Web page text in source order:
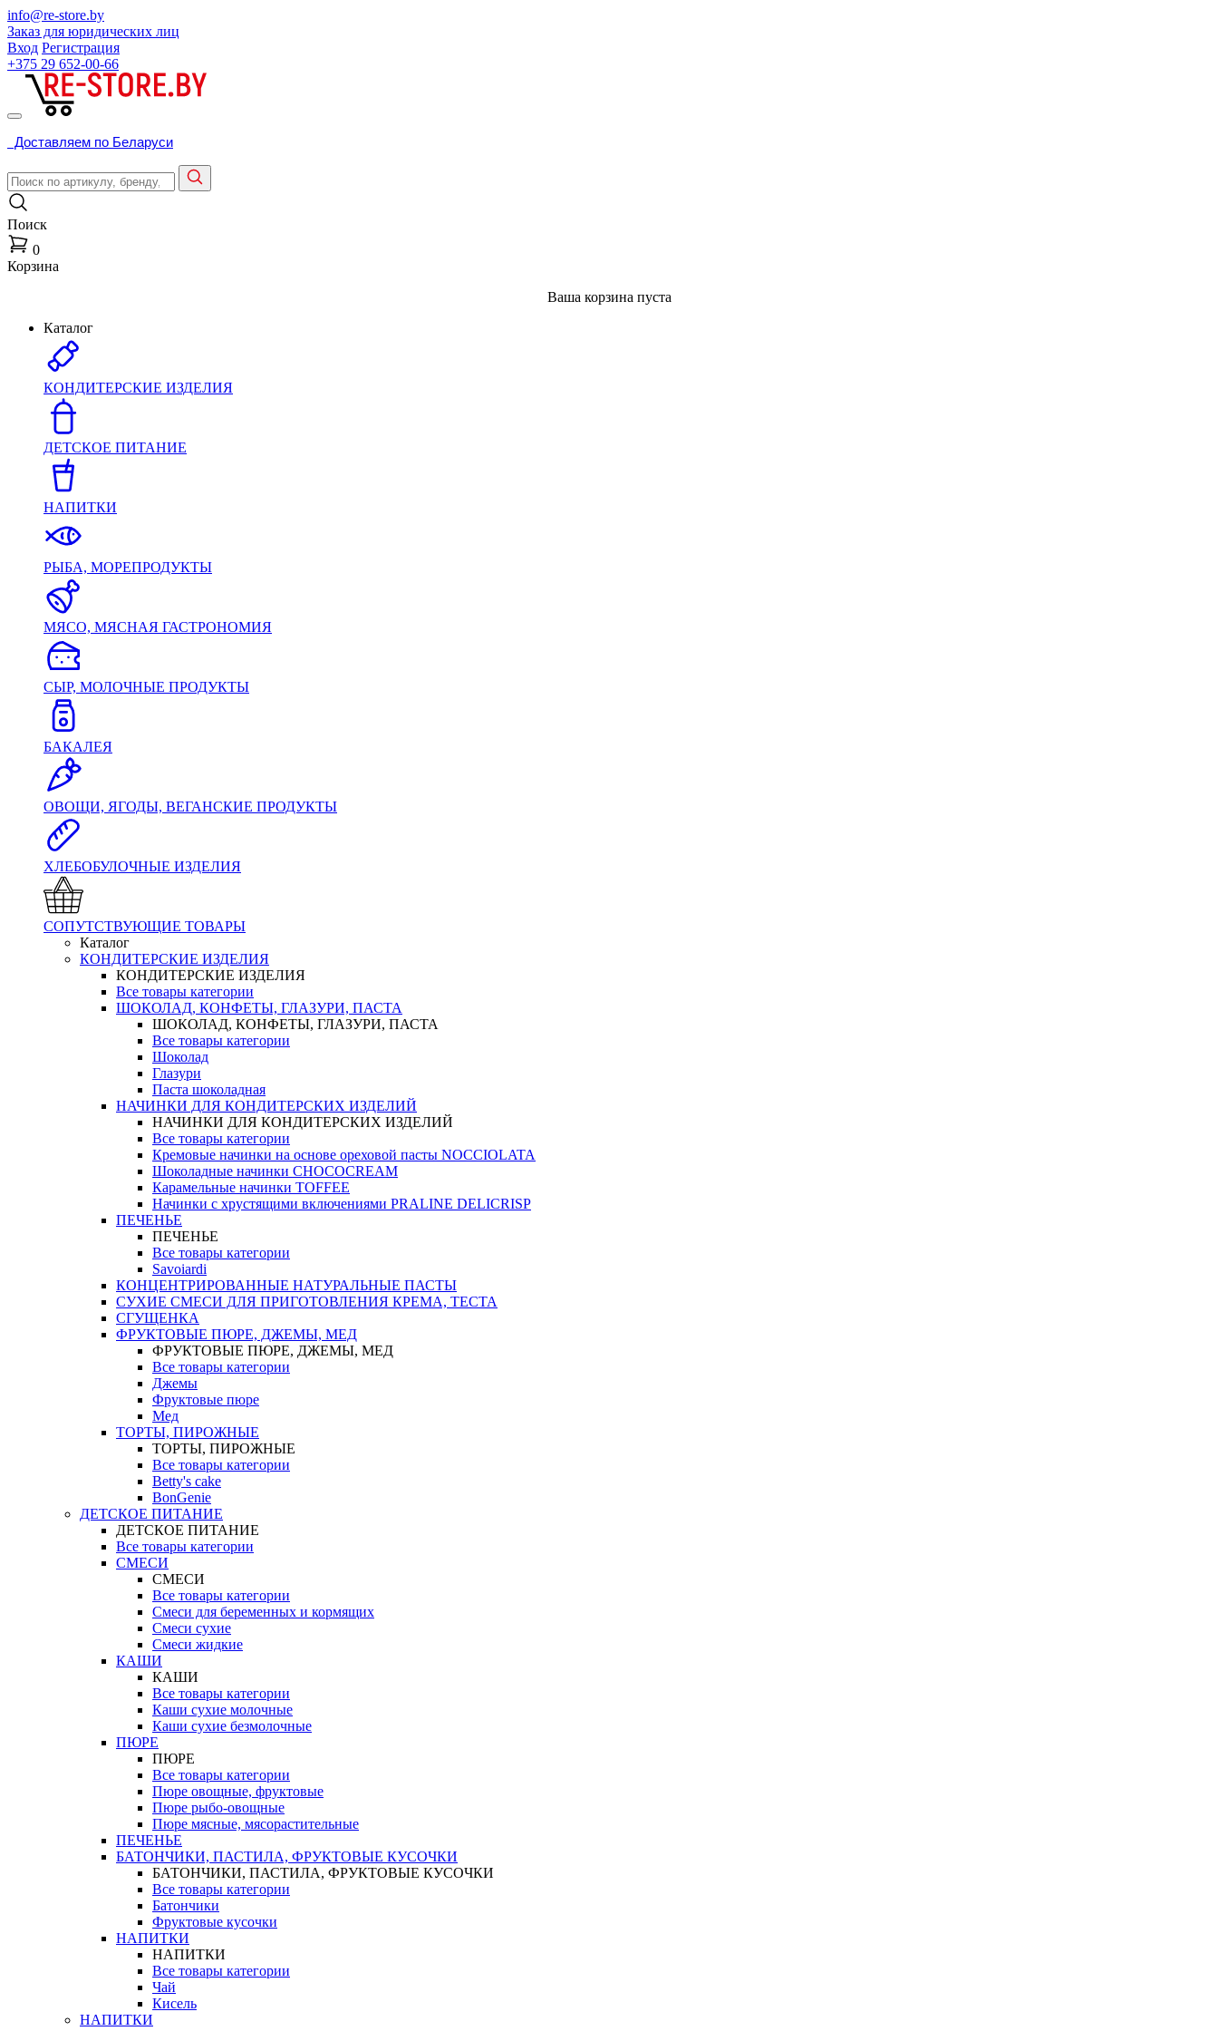
info@re-store.by
Заказ для юридических лиц
Вход Регистрация
+375 29 652-00-66
Доставляем по Беларуси
Поиск
0
Корзина
Ваша корзина пуста
Каталог
КОНДИТЕРСКИЕ ИЗДЕЛИЯ
ДЕТСКОЕ ПИТАНИЕ
НАПИТКИ
РЫБА, МОРЕПРОДУКТЫ
МЯСО, МЯСНАЯ ГАСТРОНОМИЯ
СЫР, МОЛОЧНЫЕ ПРОДУКТЫ
БАКАЛЕЯ
ОВОЩИ, ЯГОДЫ, ВЕГАНСКИЕ ПРОДУКТЫ
ХЛЕБОБУЛОЧНЫЕ ИЗДЕЛИЯ
СОПУТСТВУЮЩИЕ ТОВАРЫ
Каталог
КОНДИТЕРСКИЕ ИЗДЕЛИЯ
КОНДИТЕРСКИЕ ИЗДЕЛИЯ
Все товары категории
ШОКОЛАД, КОНФЕТЫ, ГЛАЗУРИ, ПАСТА
ШОКОЛАД, КОНФЕТЫ, ГЛАЗУРИ, ПАСТА
Все товары категории
Шоколад
Глазури
Паста шоколадная
НАЧИНКИ ДЛЯ КОНДИТЕРСКИХ ИЗДЕЛИЙ
НАЧИНКИ ДЛЯ КОНДИТЕРСКИХ ИЗДЕЛИЙ
Все товары категории
Кремовые начинки на основе ореховой пасты NOCCIOLATA
Шоколадные начинки CHOCOCREAM
Карамельные начинки TOFFEE
Начинки с хрустящими включениями PRALINE DELICRISP
ПЕЧЕНЬЕ
ПЕЧЕНЬЕ
Все товары категории
Savoiardi
КОНЦЕНТРИРОВАННЫЕ НАТУРАЛЬНЫЕ ПАСТЫ
СУХИЕ СМЕСИ ДЛЯ ПРИГОТОВЛЕНИЯ КРЕМА, ТЕСТА
СГУЩЕНКА
ФРУКТОВЫЕ ПЮРЕ, ДЖЕМЫ, МЕД
ФРУКТОВЫЕ ПЮРЕ, ДЖЕМЫ, МЕД
Все товары категории
Джемы
Фруктовые пюре
Мед
ТОРТЫ, ПИРОЖНЫЕ
ТОРТЫ, ПИРОЖНЫЕ
Все товары категории
Betty's cake
BonGenie
ДЕТСКОЕ ПИТАНИЕ
ДЕТСКОЕ ПИТАНИЕ
Все товары категории
СМЕСИ
СМЕСИ
Все товары категории
Смеси для беременных и кормящих
Смеси сухие
Смеси жидкие
КАШИ
КАШИ
Все товары категории
Каши сухие молочные
Каши сухие безмолочные
ПЮРЕ
ПЮРЕ
Все товары категории
Пюре овощные, фруктовые
Пюре рыбо-овощные
Пюре мясные, мясорастительные
ПЕЧЕНЬЕ
БАТОНЧИКИ, ПАСТИЛА, ФРУКТОВЫЕ КУСОЧКИ
БАТОНЧИКИ, ПАСТИЛА, ФРУКТОВЫЕ КУСОЧКИ
Все товары категории
Батончики
Фруктовые кусочки
НАПИТКИ
НАПИТКИ
Все товары категории
Чай
Кисель
НАПИТКИ